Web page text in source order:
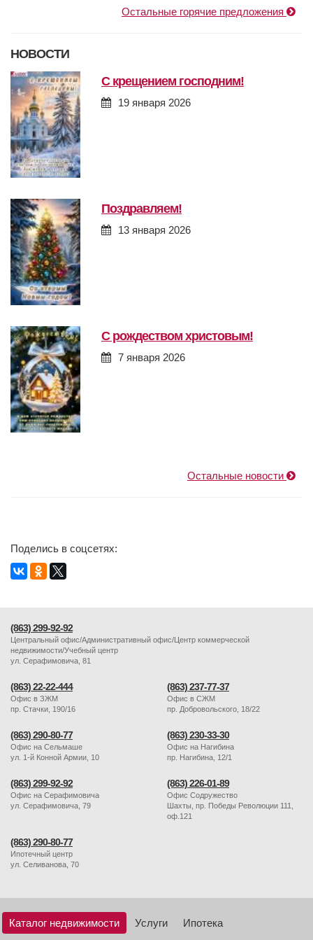
Остальные горячие предложения
НОВОСТИ
с крещением господним!
19 января 2026
поздравляем!
13 января 2026
с рождеством христовым!
7 января 2026
Остальные новости
Поделись в соцсетях:
(863) 299-92-92
Центральный офис/Административный офис/Центр коммерческой
недвижимости/Учебный центр
ул. Серафимовича, 81
(863) 22-22-444
Офис в ЗЖМ
пр. Стачки, 190/16
(863) 237-77-37
Офис в СЖМ
пр. Добровольского, 18/22
(863) 290-80-77
Офис на Сельмаше
ул. 1-й Конной Армии, 10
(863) 230-33-30
Офис на Нагибина
пр. Нагибина, 12/1
(863) 299-92-92
Офис на Серафимовича
ул. Серафимовича, 79
(863) 226-01-89
Офис Содружество
Шахты, пр. Победы Революции 111,
оф.121
(863) 290-80-77
Ипотечный центр
ул. Селиванова, 70
Каталог недвижимости Услуги
Ипотека